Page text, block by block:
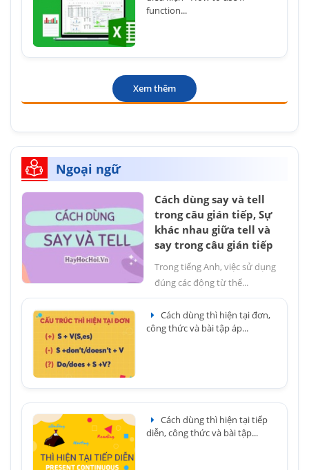
function...
Xem thêm
Ngoại ngữ
Cách dùng say và tell
trong câu gián tiếp, Sự
khác nhau giữa tell và
say trong câu gián tiếp
Trong tiếng Anh, việc sử dụng
đúng các động từ thể...
Cách dùng thì hiện tại đơn,
công thức và bài tập áp...
Cách dùng thì hiện tại tiếp
diễn, công thức và bài tập...